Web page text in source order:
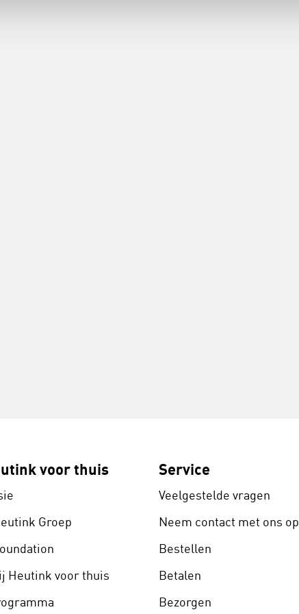
voor thuis
Groep
Heutink voor thuis
Service
Veelgestelde vragen
Neem contact met ons op
Bestellen
Betalen
Bezorgen